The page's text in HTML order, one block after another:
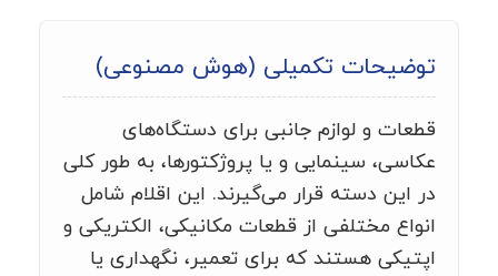
توضیحات تکمیلی (هوش مصنوعی)
قطعات و لوازم جانبی برای دستگاه‌های
عکاسی، سینمایی و یا پروژکتورها، به طور کلی
در این دسته قرار می‌گیرند. این اقلام شامل
انواع مختلفی از قطعات مکانیکی، الکتریکی و
اپتیکی هستند که برای تعمیر، نگهداری یا